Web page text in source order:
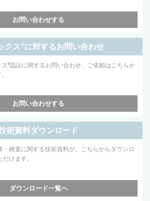
お問い合わせする
クス®に対するお問い合わせ
®認証に関するお問い合わせ、ご依頼はこちらか
お問い合わせする
術資料ダウンロード
・検査に関する技術資料が、こちらからダウンロ
けます。
ダウンロード一覧へ